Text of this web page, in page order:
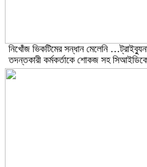
নিখোঁজ ভিকটিমের সন্ধান মেলেনি
তদন্তকারী কর্মকর্তাকে শোকজ সহ